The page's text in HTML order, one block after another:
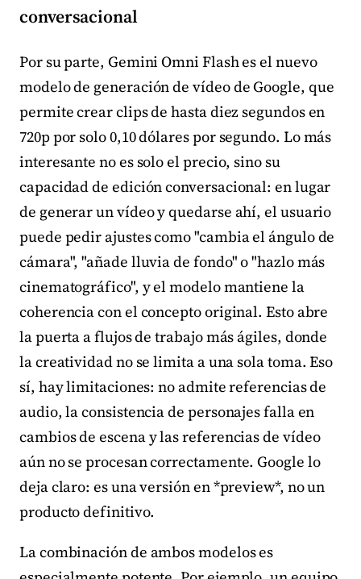
conversacional
Por su parte, Gemini Omni Flash es el nuevo
modelo de generación de vídeo de Google, que
permite crear clips de hasta diez segundos en
720p por solo 0,10 dólares por segundo. Lo más
interesante no es solo el precio, sino su
capacidad de edición conversacional: en lugar
de generar un vídeo y quedarse ahí, el usuario
puede pedir ajustes como "cambia el ángulo de
cámara", "añade lluvia de fondo" o "hazlo más
cinematográfico", y el modelo mantiene la
coherencia con el concepto original. Esto abre
la puerta a flujos de trabajo más ágiles, donde
la creatividad no se limita a una sola toma. Eso
sí, hay limitaciones: no admite referencias de
audio, la consistencia de personajes falla en
cambios de escena y las referencias de vídeo
aún no se procesan correctamente. Google lo
deja claro: es una versión en *preview*, no un
producto definitivo.
La combinación de ambos modelos es